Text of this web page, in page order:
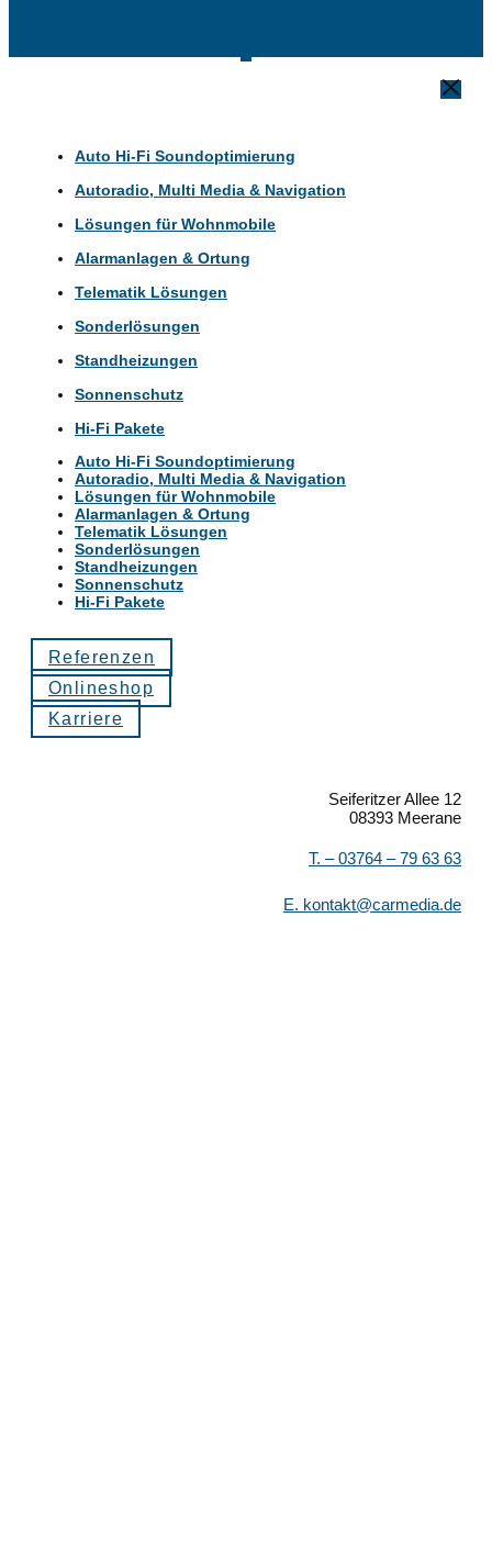
Auto Hi-Fi Soundoptimierung
Autoradio, Multi Media & Navigation
Lösungen für Wohnmobile
Alarmanlagen & Ortung
Telematik Lösungen
Sonderlösungen
Standheizungen
Sonnenschutz
Hi-Fi Pakete
Auto Hi-Fi Soundoptimierung
Autoradio, Multi Media & Navigation
Lösungen für Wohnmobile
Alarmanlagen & Ortung
Telematik Lösungen
Sonderlösungen
Standheizungen
Sonnenschutz
Hi-Fi Pakete
Referenzen
Onlineshop
Karriere
Seiferitzer Allee 12
08393 Meerane
T. –03764 – 79 63 63
E. kontakt@carmedia.de